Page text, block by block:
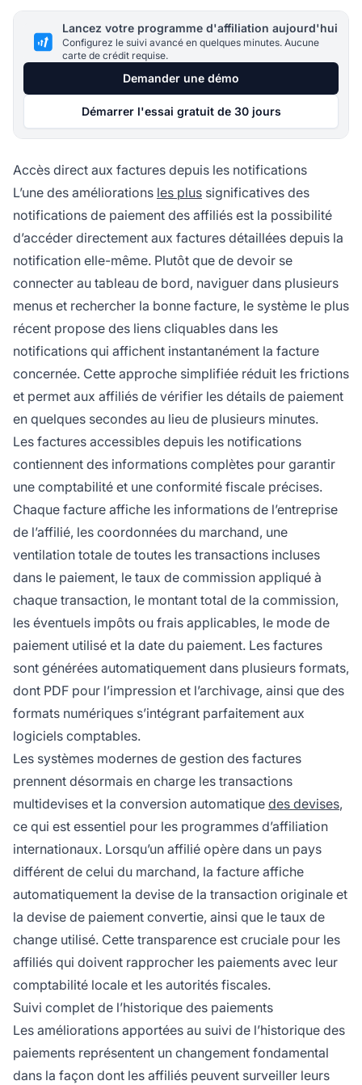
Lancez votre programme d'affiliation aujourd'hui
Configurez le suivi avancé en quelques minutes. Aucune
carte de crédit requise.
Demander une démo
Démarrer l'essai gratuit de 30 jours
Accès direct aux factures depuis les notifications
L’une des améliorations les plus significatives des
notifications de paiement des affiliés est la possibilité
d’accéder directement aux factures détaillées depuis la
notification elle-même. Plutôt que de devoir se
connecter au tableau de bord, naviguer dans plusieurs
menus et rechercher la bonne facture, le système le plus
récent propose des liens cliquables dans les
notifications qui affichent instantanément la facture
concernée. Cette approche simplifiée réduit les frictions
et permet aux affiliés de vérifier les détails de paiement
en quelques secondes au lieu de plusieurs minutes.
Les factures accessibles depuis les notifications
contiennent des informations complètes pour garantir
une comptabilité et une conformité fiscale précises.
Chaque facture affiche les informations de l’entreprise
de l’affilié, les coordonnées du marchand, une
ventilation totale de toutes les transactions incluses
dans le paiement, le taux de commission appliqué à
chaque transaction, le montant total de la commission,
les éventuels impôts ou frais applicables, le mode de
paiement utilisé et la date du paiement. Les factures
sont générées automatiquement dans plusieurs formats,
dont PDF pour l’impression et l’archivage, ainsi que des
formats numériques s’intégrant parfaitement aux
logiciels comptables.
Les systèmes modernes de gestion des factures
prennent désormais en charge les transactions
multidevises et la conversion automatique des devises,
ce qui est essentiel pour les programmes d’affiliation
internationaux. Lorsqu’un affilié opère dans un pays
différent de celui du marchand, la facture affiche
automatiquement la devise de la transaction originale et
la devise de paiement convertie, ainsi que le taux de
change utilisé. Cette transparence est cruciale pour les
affiliés qui doivent rapprocher les paiements avec leur
comptabilité locale et les autorités fiscales.
Suivi complet de l’historique des paiements
Les améliorations apportées au suivi de l’historique des
paiements représentent un changement fondamental
dans la façon dont les affiliés peuvent surveiller leurs